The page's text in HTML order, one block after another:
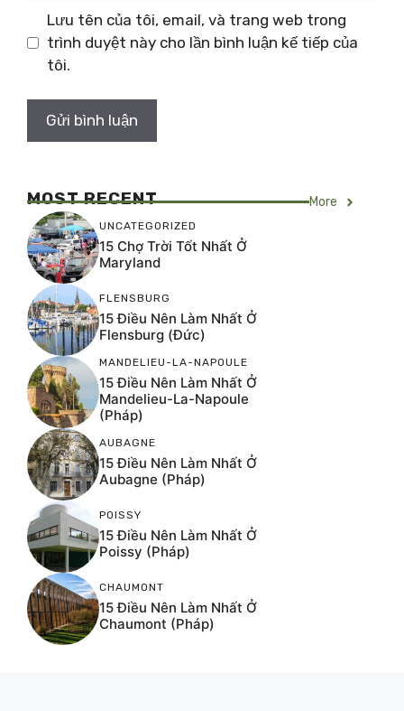
Lưu tên của tôi, email, và trang web trong
trình duyệt này cho lần bình luận kế tiếp của
tôi.
MOST RECENT More
UNCATEGORIZED
15 Chợ Trời Tốt Nhất Ở
Maryland
FLENSBURG
15 Điều Nên Làm Nhất Ở
Flensburg (Đức)
MANDELIEU-LA-NAPOULE
15 Điều Nên Làm Nhất Ở
Mandelieu-La-Napoule
(Pháp)
AUBAGNE
15 Điều Nên Làm Nhất Ở
Aubagne (Pháp)
POISSY
15 Điều Nên Làm Nhất Ở
Poissy (Pháp)
CHAUMONT
15 Điều Nên Làm Nhất Ở
Chaumont (Pháp)